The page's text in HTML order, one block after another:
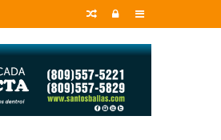
Sidebar
Entrar
Random